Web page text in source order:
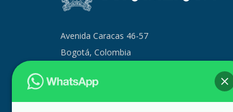
Avenida Caracas 46-57
Bogotá, Colombia
+57 314 293 9217
admisiones@suramerica.edu.co